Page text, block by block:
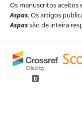
Os manuscritos aceitos
Aspas. Os artigos
Aspassão de inteira
0